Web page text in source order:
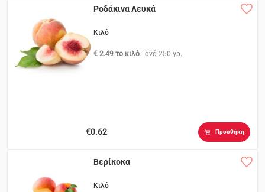
Ροδάκινα Λευκά
Κιλό
€ 2.49 το κιλό - ανά250 γρ.
€0.62 Προσθήκη
Βερίκοκα
Κιλό